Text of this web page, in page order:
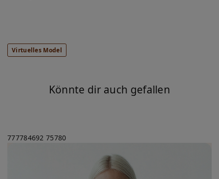
Virtuelles Model
Könnte dir auch gefallen
777784692 75780